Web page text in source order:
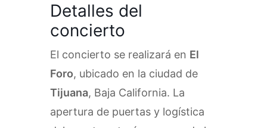
Detalles del
concierto
El concierto se realizará en El
Foro, ubicado en la ciudad de
Tijuana, Baja California. La
apertura de puertas y logística